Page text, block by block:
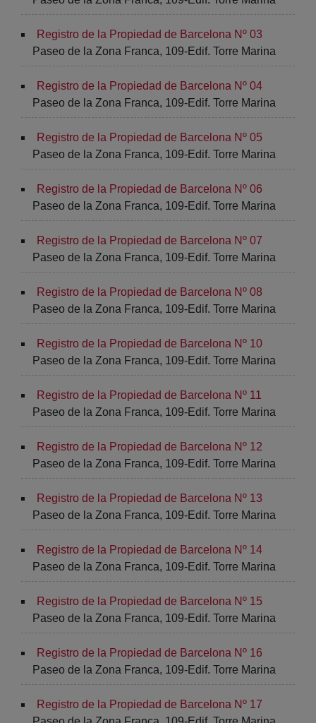
Registro de la Propiedad de Barcelona Nº 03
Paseo de la Zona Franca, 109-Edif. Torre Marina
Registro de la Propiedad de Barcelona Nº 04
Paseo de la Zona Franca, 109-Edif. Torre Marina
Registro de la Propiedad de Barcelona Nº 05
Paseo de la Zona Franca, 109-Edif. Torre Marina
Registro de la Propiedad de Barcelona Nº 06
Paseo de la Zona Franca, 109-Edif. Torre Marina
Registro de la Propiedad de Barcelona Nº 07
Paseo de la Zona Franca, 109-Edif. Torre Marina
Registro de la Propiedad de Barcelona Nº 08
Paseo de la Zona Franca, 109-Edif. Torre Marina
Registro de la Propiedad de Barcelona Nº 10
Paseo de la Zona Franca, 109-Edif. Torre Marina
Registro de la Propiedad de Barcelona Nº 11
Paseo de la Zona Franca, 109-Edif. Torre Marina
Registro de la Propiedad de Barcelona Nº 12
Paseo de la Zona Franca, 109-Edif. Torre Marina
Registro de la Propiedad de Barcelona Nº 13
Paseo de la Zona Franca, 109-Edif. Torre Marina
Registro de la Propiedad de Barcelona Nº 14
Paseo de la Zona Franca, 109-Edif. Torre Marina
Registro de la Propiedad de Barcelona Nº 15
Paseo de la Zona Franca, 109-Edif. Torre Marina
Registro de la Propiedad de Barcelona Nº 16
Paseo de la Zona Franca, 109-Edif. Torre Marina
Registro de la Propiedad de Barcelona Nº 17